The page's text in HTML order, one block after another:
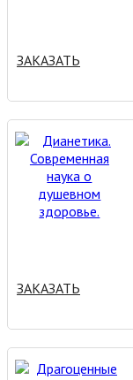
ЗАКАЗАТЬ
ЗАКАЗАТЬ